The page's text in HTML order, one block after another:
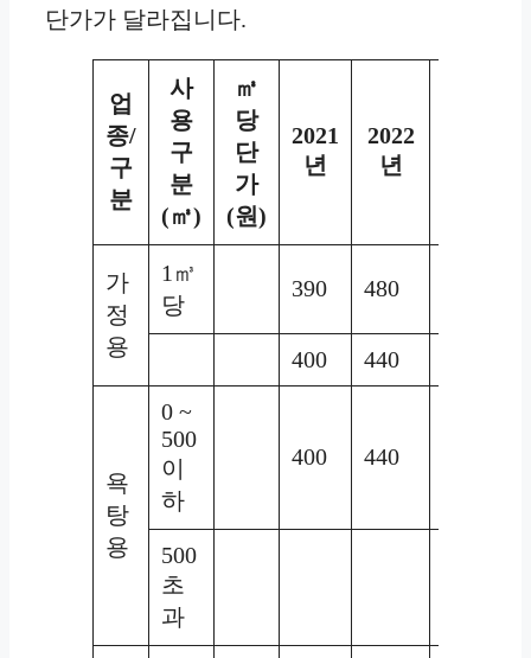
단가가 달라집니다.
업
종/
구
분
사
용
구
분
(㎥)
㎥
당
단
가
(원)
2021
년
2022
년
가
정
용
1㎥
당
390 480
400 440
욕
탕
용
0 ~
500
이
하
400 440
500
초
과